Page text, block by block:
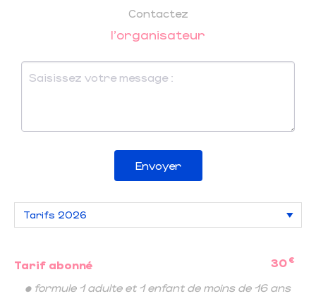
Contactez
l'organisateur
Envoyer
Tarif abonné 30 €
• formule 1 adulte et 1 enfant de moins de 16 ans